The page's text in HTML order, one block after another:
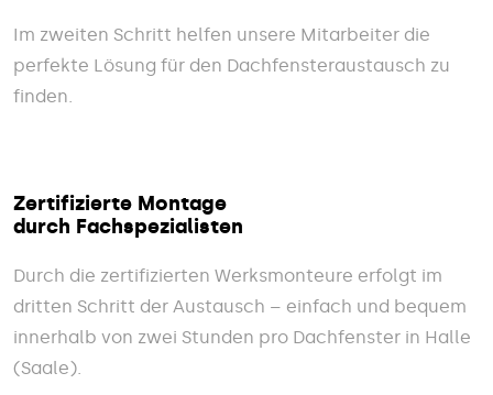
Im zweiten Schritt helfen unsere Mitarbeiter die
perfekte Lösung für den Dachfensteraustausch zu
finden.
Zertifizierte Montage
durch Fachspezialisten
Durch die zertifizierten Werksmonteure erfolgt im
dritten Schritt der Austausch – einfach und bequem
innerhalb von zwei Stunden pro Dachfenster in Halle
(Saale).